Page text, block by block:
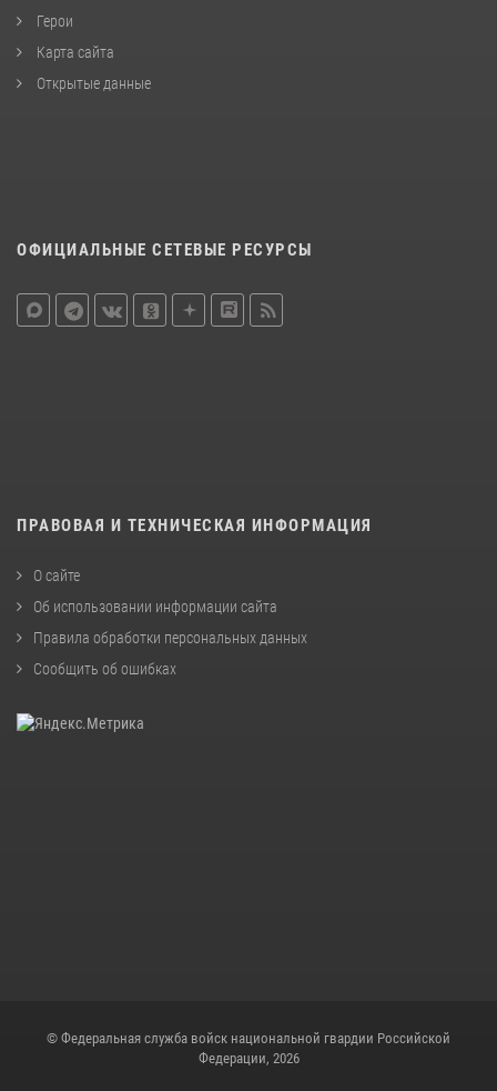
Герои
Карта сайта
Открытые данные
ОФИЦИАЛЬНЫЕ СЕТЕВЫЕ РЕСУРСЫ
ПРАВОВАЯ И ТЕХНИЧЕСКАЯ ИНФОРМАЦИЯ
О сайте
Об использовании информации сайта
Правила обработки персональных данных
Сообщить об ошибках
© Федеральная служба войск национальной гвардии Российской
Федерации, 2026